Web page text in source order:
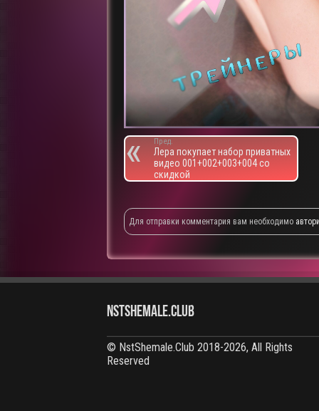
Пред.
Лера покупает набор приватных
видео 001+002+003+004 со
скидкой
Для отправки комментария вам необходимо
NstShemale.Club
© NstShemale.Club 2018-2026, All Rights
Reserved